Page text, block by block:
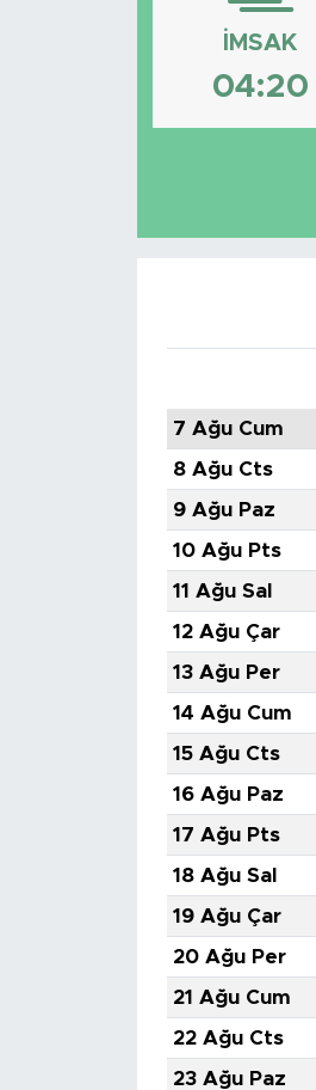
İMSAK
04:20
7 Ağu Cum
8 Ağu Cts
9 Ağu Paz
10 Ağu Pts
11 Ağu Sal
12 Ağu Çar
13 Ağu Per
14 Ağu Cum
15 Ağu Cts
16 Ağu Paz
17 Ağu Pts
18 Ağu Sal
19 Ağu Çar
20 Ağu Per
21 Ağu Cum
22 Ağu Cts
23 Ağu Paz